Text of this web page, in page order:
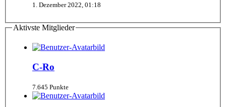
1. Dezember 2022, 01:18
Aktivste Mitglieder
C-Ro
7.645 Punkte